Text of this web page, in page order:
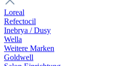
Loreal
Refectocil
Inebrya / Dusy
Wella
Weitere Marken
Goldwell